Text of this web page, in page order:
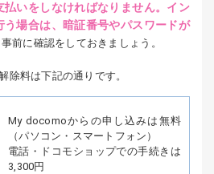
払いをしなければなりません。イン
う場合は、暗証番号やパスワードが
前に確認をしておきましょう。
除料は下記の通りです。
My docomoからの申し込みは無料
（パソコン・スマートフォン）
電話・ドコモショップでの手続きは
3,300円